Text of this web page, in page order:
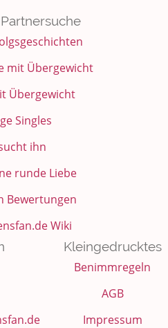
mit Übergewicht
Übergewicht
Singles
ihn
runde Liebe
Bewertungen
Wiki
Kleingedrucktes
Benimmregeln
AGB
Impressum